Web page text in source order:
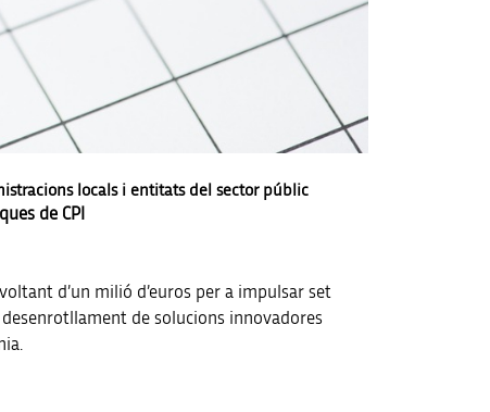
locals i entitats del sector públic
de CPI
d’un milió d’euros per a impulsar set
desenrotllament de solucions innovadores